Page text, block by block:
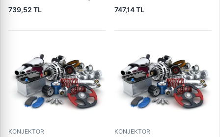
TRANSPO IB5217 | OEM
TRANSPO IB235
739,52 TL
Boxer 3 Jumper 3 | TRANSPO
IB6026 | OEM 77364083
747,14 TL
KONJEKTOR KONJEKTOR